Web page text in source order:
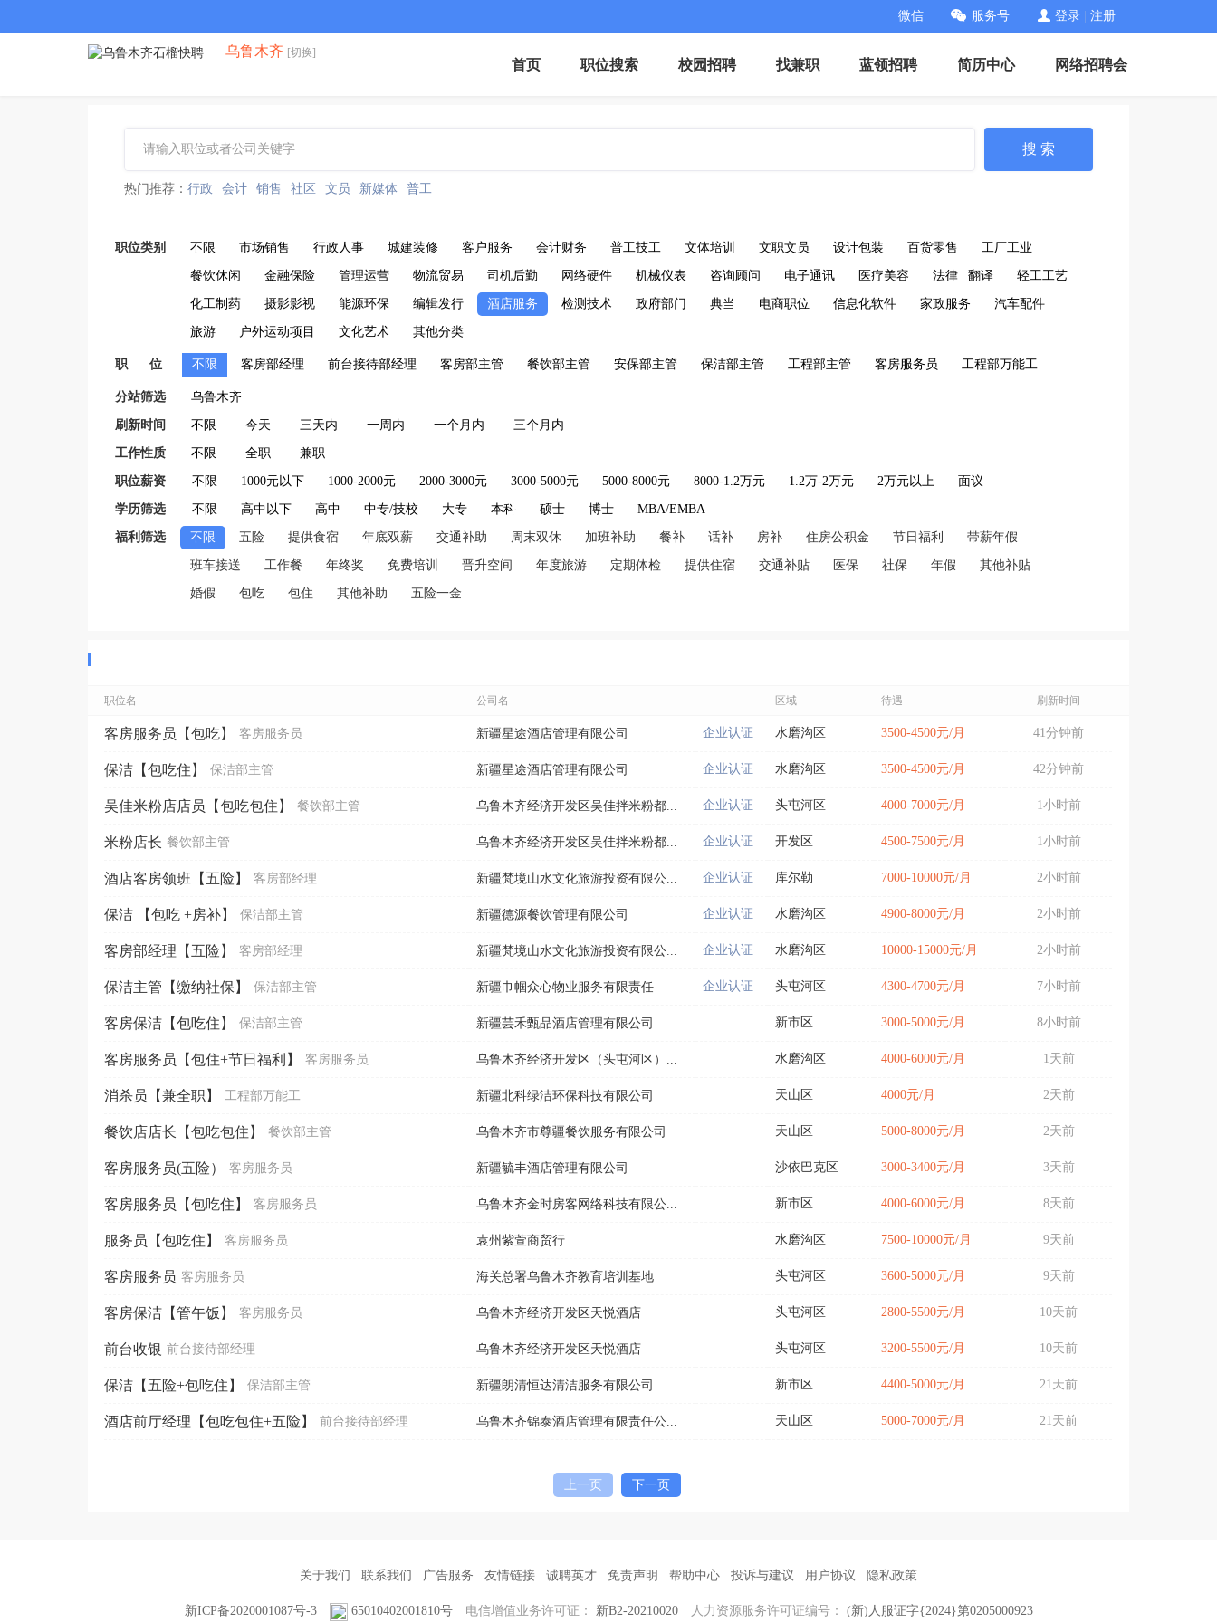
微信 服务号 登录 注册
乌鲁木齐 [切换]
首页 职位搜索 校园招聘 找兼职 蓝领招聘 简历中心 网络招聘会
搜 索
热门推荐： 行政 会计 销售 社区 文员 新媒体 普工
职位类别 不限 市场销售 行政人事 城建装修 客户服务 会计财务 普工技工 文体培训 文职文员 设计包装 百货零售 工厂工业
餐饮休闲 金融保险 管理运营 物流贸易 司机后勤 网络硬件 机械仪表 咨询顾问 电子通讯 医疗美容 法律 | 翻译 轻工工艺
化工制药 摄影影视 能源环保 编辑发行 酒店服务 检测技术 政府部门 典当 电商职位 信息化软件 家政服务 汽车配件
旅游 户外运动项目 文化艺术 其他分类
职 位 不限 客房部经理 前台接待部经理 客房部主管 餐饮部主管 安保部主管 保洁部主管 工程部主管 客房服务员 工程部万能工
分站筛选 乌鲁木齐
刷新时间 不限 今天 三天内 一周内 一个月内 三个月内
工作性质 不限 全职 兼职
职位薪资 不限 1000元以下 1000-2000元 2000-3000元 3000-5000元 5000-8000元 8000-1.2万元 1.2万-2万元 2万元以上 面议
学历筛选 不限 高中以下 高中 中专/技校 大专 本科 硕士 博士 MBA/EMBA
福利筛选 不限 五险 提供食宿 年底双薪 交通补助 周末双休 加班补助 餐补 话补 房补 住房公积金 节日福利 带薪年假
班车接送 工作餐 年终奖 免费培训 晋升空间 年度旅游 定期体检 提供住宿 交通补贴 医保 社保 年假 其他补贴
婚假 包吃 包住 其他补助 五险一金
职位名 公司名 区域 待遇 刷新时间
客房服务员【包吃】 客房服务员 新疆星途酒店管理有限公司 企业认证 水磨沟区 3500-4500元/月 41分钟前
保洁【包吃住】 保洁部主管 新疆星途酒店管理有限公司 企业认证 水磨沟区 3500-4500元/月 42分钟前
吴佳米粉店店员【包吃包住】 餐饮部主管 乌鲁木齐经济开发区吴佳拌米粉都... 企业认证 头屯河区 4000-7000元/月 1小时前
米粉店长 餐饮部主管 乌鲁木齐经济开发区吴佳拌米粉都... 企业认证 开发区 4500-7500元/月 1小时前
酒店客房领班【五险】 客房部经理 新疆梵境山水文化旅游投资有限公... 企业认证 库尔勒 7000-10000元/月 2小时前
保洁 【包吃 +房补】 保洁部主管 新疆德源餐饮管理有限公司 企业认证 水磨沟区 4900-8000元/月 2小时前
客房部经理【五险】 客房部经理 新疆梵境山水文化旅游投资有限公... 企业认证 水磨沟区 10000-15000元/月 2小时前
保洁主管【缴纳社保】 保洁部主管 新疆巾帼众心物业服务有限责任 企业认证 头屯河区 4300-4700元/月 7小时前
客房保洁【包吃住】 保洁部主管 新疆芸禾甄品酒店管理有限公司 新市区 3000-5000元/月 8小时前
客房服务员【包住+节日福利】 客房服务员 乌鲁木齐经济开发区（头屯河区）... 水磨沟区 4000-6000元/月 1天前
消杀员【兼全职】 工程部万能工 新疆北科绿洁环保科技有限公司 天山区 4000元/月 2天前
餐饮店店长【包吃包住】 餐饮部主管 乌鲁木齐市尊疆餐饮服务有限公司 天山区 5000-8000元/月 2天前
客房服务员(五险） 客房服务员 新疆毓丰酒店管理有限公司 沙依巴克区 3000-3400元/月 3天前
客房服务员【包吃住】 客房服务员 乌鲁木齐金时房客网络科技有限公... 新市区 4000-6000元/月 8天前
服务员【包吃住】 客房服务员 袁州紫萱商贸行 水磨沟区 7500-10000元/月 9天前
客房服务员 客房服务员 海关总署乌鲁木齐教育培训基地 头屯河区 3600-5000元/月 9天前
客房保洁【管午饭】 客房服务员 乌鲁木齐经济开发区天悦酒店 头屯河区 2800-5500元/月 10天前
前台收银 前台接待部经理 乌鲁木齐经济开发区天悦酒店 头屯河区 3200-5500元/月 10天前
保洁【五险+包吃住】 保洁部主管 新疆朗清恒达清洁服务有限公司 新市区 4400-5000元/月 21天前
酒店前厅经理【包吃包住+五险】 前台接待部经理 乌鲁木齐锦泰酒店管理有限责任公... 天山区 5000-7000元/月 21天前
上一页 下一页
关于我们 联系我们 广告服务 友情链接 诚聘英才 免责声明 帮助中心 投诉与建议 用户协议 隐私政策
新ICP备2020001087号-3 65010402001810号 电信增值业务许可证： 新B2-20210020 人力资源服务许可证编号： (新)人服证字{2024}第0205000923